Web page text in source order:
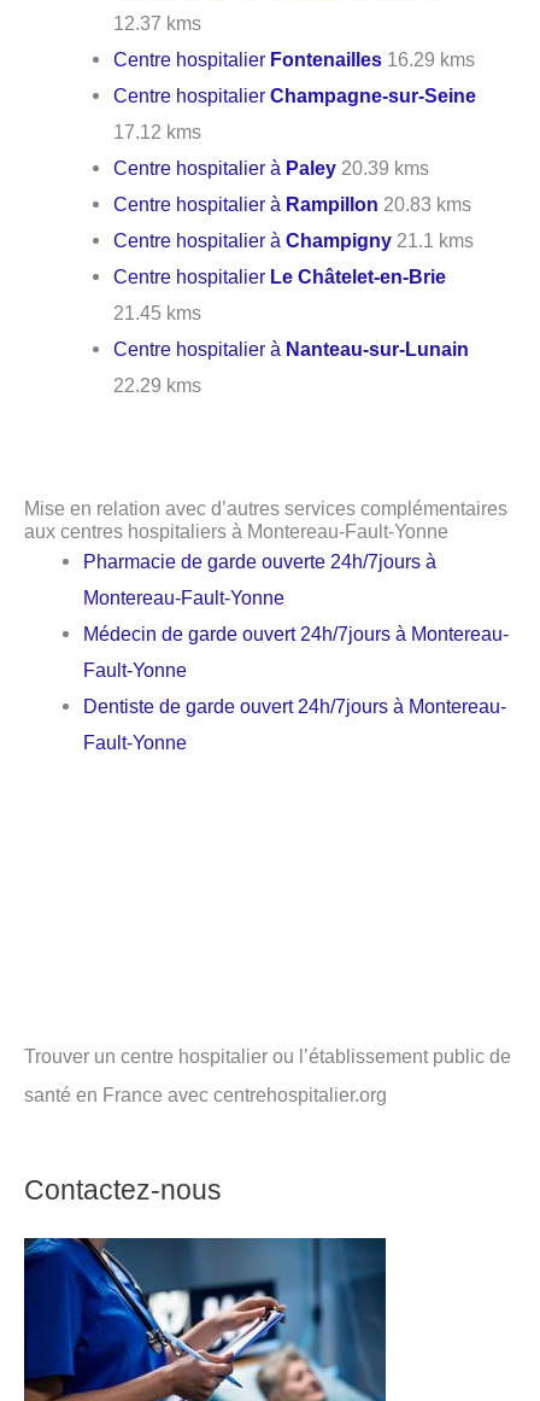
12.37 kms
Centre hospitalier Fontenailles 16.29 kms
Centre hospitalierChampagne-sur-Seine
17.12 kms
Centre hospitalier à Paley 20.39 kms
Centre hospitalier à Rampillon 20.83 kms
Centre hospitalier àChampigny 21.1 kms
Centre hospitalier Le Châtelet-en-Brie
21.45 kms
Centre hospitalier à Nanteau-sur-Lunain
22.29 kms
Mise en relation avec d’autres services complémentaires
aux centres hospitaliers à Montereau-Fault-Yonne
Pharmacie de garde ouverte 24h/7jours à
Montereau-Fault-Yonne
Médecin de garde ouvert 24h/7jours à Montereau-
Fault-Yonne
Dentiste de garde ouvert 24h/7jours à Montereau-
Fault-Yonne
Trouver un centre hospitalier ou l’établissement public de
santé en France avec centrehospitalier.org
Contactez-nous